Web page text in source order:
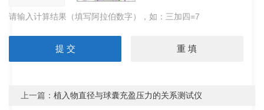
请输入计算结果（填写阿拉伯数字），如：三加四=7
上一篇：植入物直径与球囊充盈压力的关系测试仪